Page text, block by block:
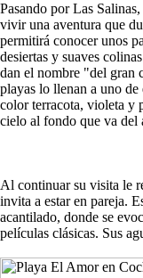
Pasando por Las
vivir una aventura que
permitirá conocer unos
desiertas y suaves
dan el nombre "del gran
playas lo llenan a uno de
color terracota, violeta y
cielo al fondo que va del
Al continuar su visita le
invita a estar en pareja.
acantilado, donde se
películas clásicas. Sus